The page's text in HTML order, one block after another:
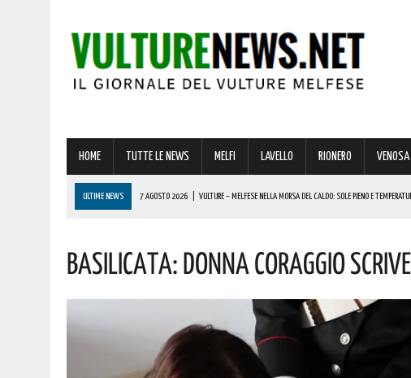
HOME TUTTE LE NEWS MELFI LAVELLO RIONERO VENOSA
ULTIME NEWS 7 AGOSTO 2026 VULTURE – MELFESE NELLA MORSA DEL CALDO: SOLE PIENO E
6 AGOSTO 2026 | BARILE ENTRA NEL VIVO DELL’ESTATE: ECCO IL RICCO PROGRAMMA DI EVENTI PER GRANDI E
BASILICATA, BONUS CASA PER 450 FAMIGLIE: “REGIONE FACCIA CHIAREZZA”. LA SITUAZIONE
Basilicata: Donna Coraggio